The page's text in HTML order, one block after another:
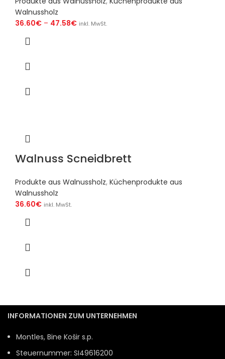
Walnussholz
36.60€ – 47.58€ inkl. MwSt.
Walnuss Scneidbrett
Produkte aus Walnussholz, Küchenprodukte aus
Walnussholz
36.60€ inkl. MwSt.
INFORMATIONEN ZUM UNTERNEHMEN
Montles, Bine Košir s.p.
Steuernummer: SI49616200